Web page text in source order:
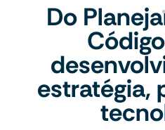
Do
estratégia,